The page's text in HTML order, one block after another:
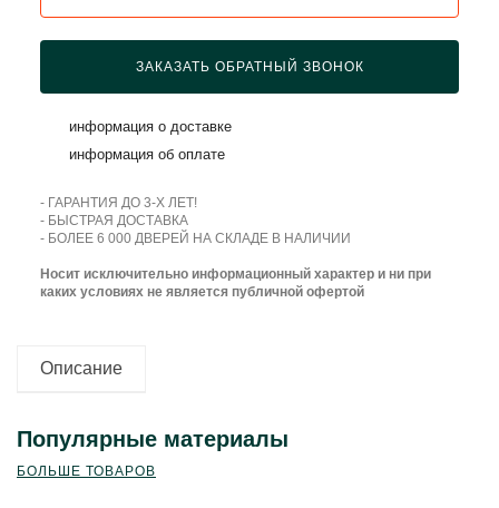
ЗАКАЗАТЬ ОБРАТНЫЙ ЗВОНОК
информация о доставке
информация об оплате
- ГАРАНТИЯ ДО 3-Х ЛЕТ!
- БЫСТРАЯ ДОСТАВКА
- БОЛЕЕ 6 000 ДВЕРЕЙ НА СКЛАДЕ В НАЛИЧИИ
Носит исключительно информационный характер и ни при
каких условиях не является публичной офертой
Описание
Популярные материалы
БОЛЬШЕ ТОВАРОВ